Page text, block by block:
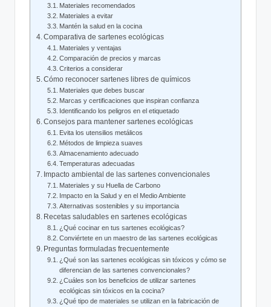
Materiales recomendados
Materiales a evitar
Mantén la salud en la cocina
Comparativa de sartenes ecológicas
Materiales y ventajas
Comparación de precios y marcas
Criterios a considerar
Cómo reconocer sartenes libres de químicos
Materiales que debes buscar
Marcas y certificaciones que inspiran confianza
Identificando los peligros en el etiquetado
Consejos para mantener sartenes ecológicas
Evita los utensilios metálicos
Métodos de limpieza suaves
Almacenamiento adecuado
Temperaturas adecuadas
Impacto ambiental de las sartenes convencionales
Materiales y su Huella de Carbono
Impacto en la Salud y en el Medio Ambiente
Alternativas sostenibles y su importancia
Recetas saludables en sartenes ecológicas
¿Qué cocinar en tus sartenes ecológicas?
Conviértete en un maestro de las sartenes ecológicas
Preguntas formuladas frecuentemente
¿Qué son las sartenes ecológicas sin tóxicos y cómo se
diferencian de las sartenes convencionales?
¿Cuáles son los beneficios de utilizar sartenes
ecológicas sin tóxicos en la cocina?
¿Qué tipo de materiales se utilizan en la fabricación de